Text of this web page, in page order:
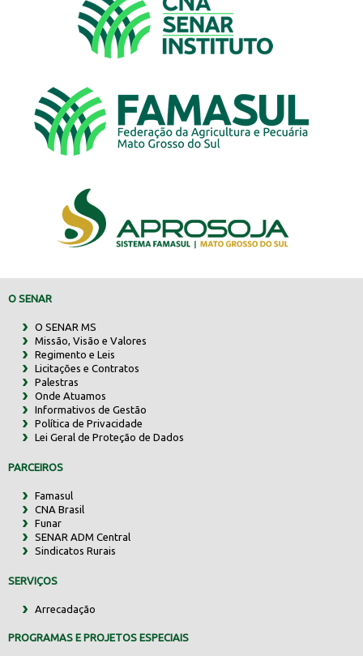
O SENAR
O SENAR MS
Missão, Visão e Valores
Regimento e Leis
Licitações e Contratos
Palestras
Onde Atuamos
Informativos de Gestão
Política de Privacidade
Lei Geral de Proteção de Dados
PARCEIROS
Famasul
CNA Brasil
Funar
SENAR ADM Central
Sindicatos Rurais
SERVIÇOS
Arrecadação
PROGRAMAS E PROJETOS ESPECIAIS